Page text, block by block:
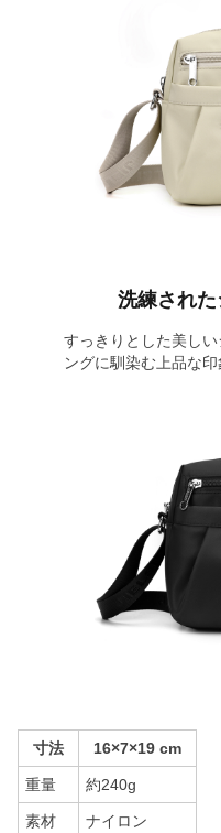
洗練され
すっきりとした美し
ングに馴染む上品な印
寸法 16×7×19 cm
重量 約240g
素材 ナイロン